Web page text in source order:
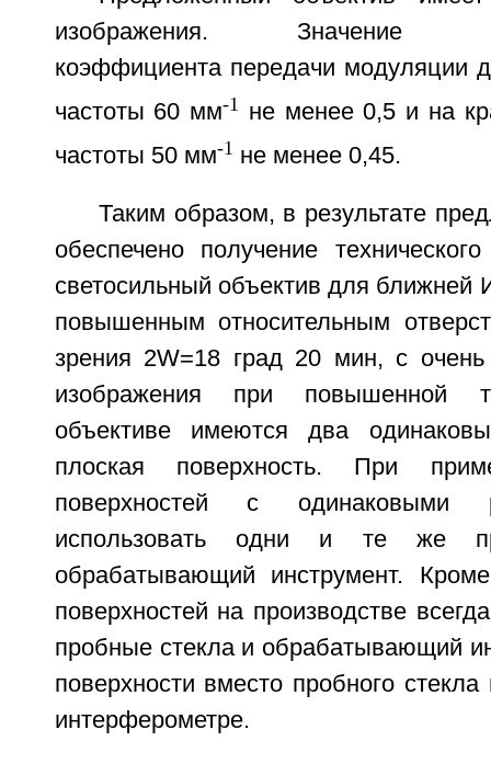
изображения. Значение
коэффициента передачи модуляции
частоты 60 мм-1
не менее 0,5 и на
частоты 50 мм-1 не менее 0,45.
Таким образом, в результате
обеспечено получение
светосильный объектив для ближней
повышенным относительным
зрения 2W=18 град 20 мин, с
изображения при повышенной
объективе имеются два
плоская поверхность. При
поверхностей с одинаковыми
использовать одни и те же
обрабатывающий инструмент.
поверхностей на производстве
пробные стекла и обрабатывающий
поверхности вместо пробного
интерферометре.